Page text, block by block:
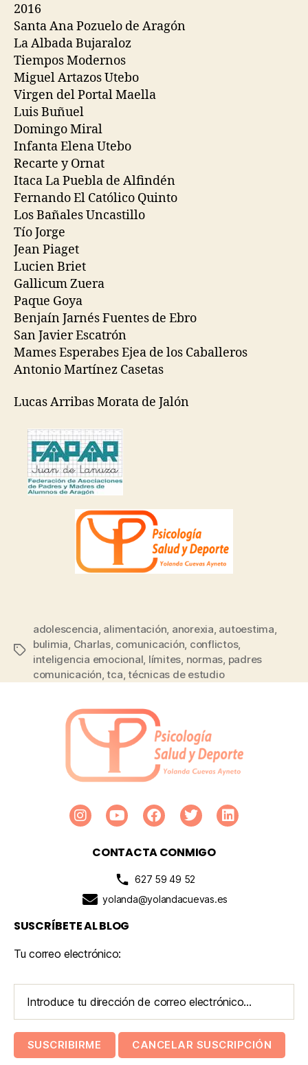
2016
Santa Ana Pozuelo de Aragón
La Albada Bujaraloz
Tiempos Modernos
Miguel Artazos Utebo
Virgen del Portal Maella
Luis Buñuel
Domingo Miral
Infanta Elena Utebo
Recarte y Ornat
Itaca La Puebla de Alfindén
Fernando El Católico Quinto
Los Bañales Uncastillo
Tío Jorge
Jean Piaget
Lucien Briet
Gallicum Zuera
Paque Goya
Benjaín Jarnés Fuentes de Ebro
San Javier Escatrón
Mames Esperabes Ejea de los Caballeros
Antonio Martínez Casetas
Lucas Arribas Morata de Jalón
adolescencia, alimentación, anorexia, autoestima,
bulimia, Charlas, comunicación, conflictos,
inteligencia emocional, límites, normas, padres
comunicación,tca,técnicas de estudio
CONTACTA CONMIGO
627 59 49 52
yolanda@yolandacuevas.es
SUSCRÍBETE AL BLOG
Tu correo electrónico: